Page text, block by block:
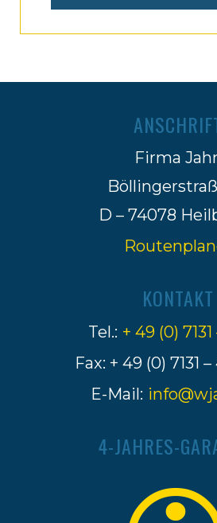
Firma
D – 74078
KONTAKT
Tel.: + 49 (0) 7131
Fax: + 49 (0) 7131
E-Mail:
4-JAHRES-